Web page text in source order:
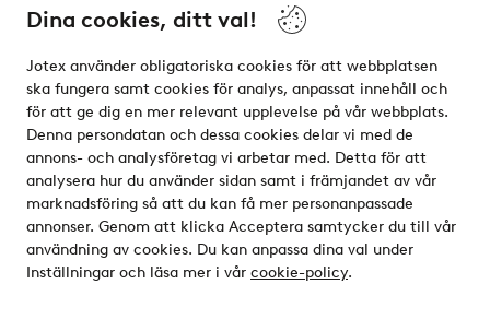
Dina cookies, ditt val!
Jotex använder obligatoriska cookies för att webbplatsen
ska fungera samt cookies för analys, anpassat innehåll och
för att ge dig en mer relevant upplevelse på vår webbplats.
Denna persondatan och dessa cookies delar vi med de
annons- och analysföretag vi arbetar med. Detta för att
analysera hur du använder sidan samt i främjandet av vår
marknadsföring så att du kan få mer personanpassade
annonser. Genom att klicka Acceptera samtycker du till vår
användning av cookies. Du kan anpassa dina val under
Inställningar och läsa mer i vår cookie-policy.
Säkra betalningar - Betala direkt eller dela upp
Vill du veta mer om våra betalalternativ?
elpy